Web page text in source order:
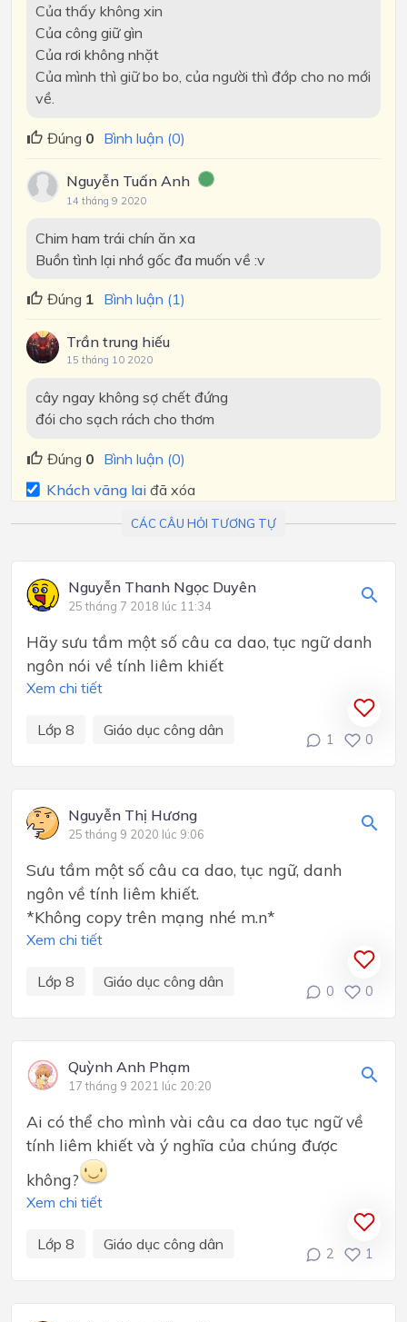
Của thấy không xin
Của công giữ gìn
Của rơi không nhặt
Của mình thì giữ bo bo, của người thì đớp cho no mới
về.
Đúng 0 Bình luận (0)
Nguyễn Tuấn Anh
14 tháng 9 2020
Chim ham trái chín ăn xa
Buồn tình lại nhớ gốc đa muốn về :v
Đúng 1 Bình luận (1)
Trần trung hiếu
15 tháng 10 2020
cây ngay không sợ chết đứng
đói cho sạch rách cho thơm
Đúng 0 Bình luận (0)
Khách vãng lai đã xóa
CÁC CÂU HỎI TƯƠNG TỰ
Nguyễn Thanh Ngọc Duyên
25 tháng 7 2018 lúc 11:34
Hãy sưu tầm một số câu ca dao, tục ngữ danh
ngôn nói về tính liêm khiết
Xem chi tiết
Lớp 8 Giáo dục công dân
1 0
Nguyễn Thị Hương
25 tháng 9 2020 lúc 9:06
Sưu tầm một số câu ca dao, tục ngữ, danh
ngôn về tính liêm khiết.
*Không copy trên mạng nhé m.n*
Xem chi tiết
Lớp 8 Giáo dục công dân
0 0
Quỳnh Anh Phạm
17 tháng 9 2021 lúc 20:20
Ai có thể cho mình vài câu ca dao tục ngữ về
tính liêm khiết và ý nghĩa của chúng được
không?
Xem chi tiết
Lớp 8 Giáo dục công dân
2 1